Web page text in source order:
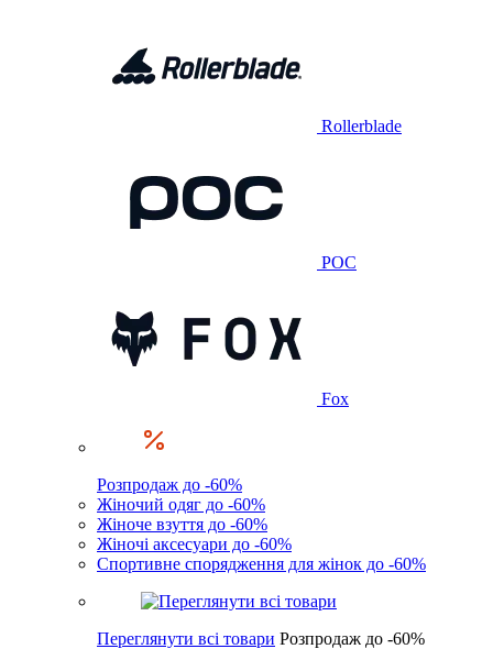
Rollerblade
POC
Fox
Розпродаж до -60%
Жіночий одяг до -60%
Жіноче взуття до -60%
Жіночі аксесуари до -60%
Спортивне спорядження для жінок до -60%
Переглянути всі товари Розпродаж до -60%